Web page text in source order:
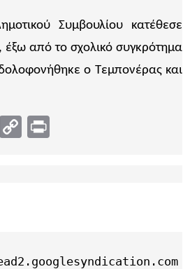
Συμβουλίου κατέθεσε
έξω από το σχολικό συγκρότημα
ο Τεμπονέρας και
EmailCopy